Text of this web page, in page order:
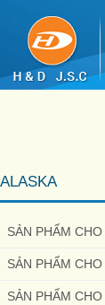
ALASKA
SẢN PHẨM
SẢN PHẨM
SẢN PHẨM